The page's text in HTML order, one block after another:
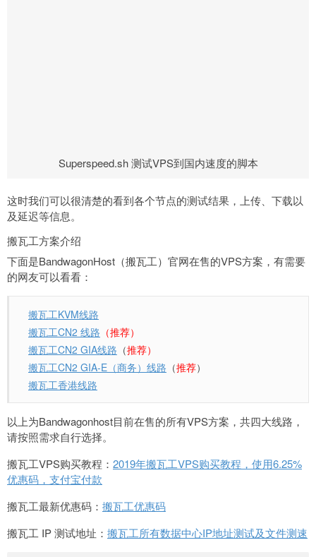
Superspeed.sh 测试VPS到国内速度的脚本
这时我们可以很清楚的看到各个节点的测试结果，上传、下载以
及延迟等信息。
搬瓦工方案介绍
下面是BandwagonHost（搬瓦工）官网在售的VPS方案，有需要
的网友可以看看：
搬瓦工KVM线路
搬瓦工CN2 线路 （推荐）
搬瓦工CN2 GIA线路 （推荐）
搬瓦工CN2 GIA-E（商务）线路 （推荐）
搬瓦工香港线路
以上为Bandwagonhost目前在售的所有VPS方案，共四大线路，
请按照需求自行选择。
搬瓦工VPS购买教程： 2019年搬瓦工VPS购买教程，使用6.25%
优惠码，支付宝付款
搬瓦工最新优惠码： 搬瓦工优惠码
搬瓦工 IP 测试地址： 搬瓦工所有数据中心IP地址测试及文件测速